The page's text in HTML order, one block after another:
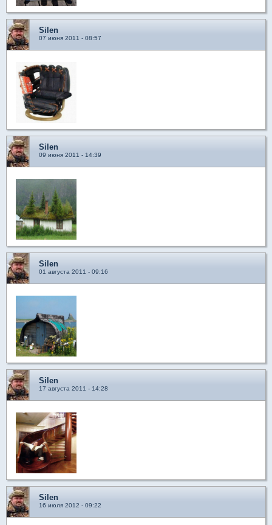
Silen
07 июня 2011 - 08:57
Silen
09 июня 2011 - 14:39
Silen
01 августа 2011 - 09:16
Silen
17 августа 2011 - 14:28
Silen
16 июля 2012 - 09:22